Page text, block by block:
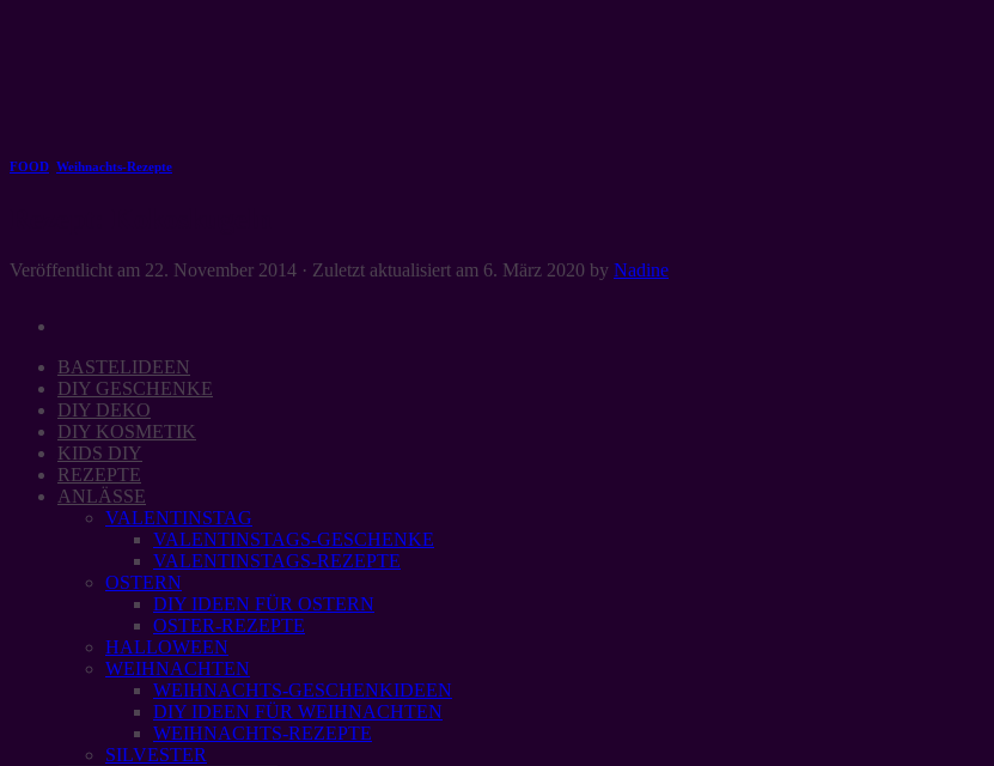
BASTELIDEEN
DIY GESCHENKE
DIY DEKO
DIY KOSMETIK
KIDS DIY
REZEPTE
ANLÄSSE
VALENTINSTAG
VALENTINSTAGS-GESCHENKE
VALENTINSTAGS-REZEPTE
OSTERN
DIY IDEEN FÜR OSTERN
OSTER-REZEPTE
HALLOWEEN
WEIHNACHTEN
WEIHNACHTS-GESCHENKIDEEN
DIY IDEEN FÜR WEIHNACHTEN
WEIHNACHTS-REZEPTE
SILVESTER
FOOD Weihnachts-Rezepte
Veröffentlicht am 22. November 2014 · Zuletzt aktualisiert am 6. März 2020 by Nadine